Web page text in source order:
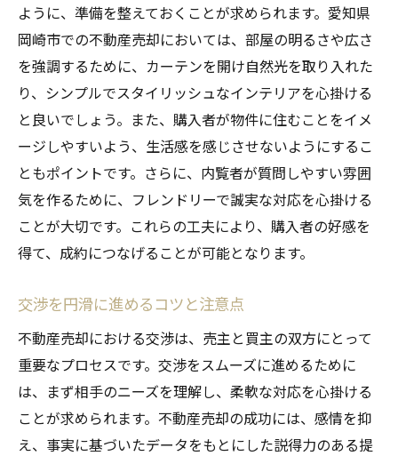
ように、準備を整えておくことが求められます。愛知県
岡崎市での不動産売却においては、部屋の明るさや広さ
を強調するために、カーテンを開け自然光を取り入れた
り、シンプルでスタイリッシュなインテリアを心掛ける
と良いでしょう。また、購入者が物件に住むことをイメ
ージしやすいよう、生活感を感じさせないようにするこ
ともポイントです。さらに、内覧者が質問しやすい雰囲
気を作るために、フレンドリーで誠実な対応を心掛ける
ことが大切です。これらの工夫により、購入者の好感を
得て、成約につなげることが可能となります。
交渉を円滑に進めるコツと注意点
不動産売却における交渉は、売主と買主の双方にとって
重要なプロセスです。交渉をスムーズに進めるために
は、まず相手のニーズを理解し、柔軟な対応を心掛ける
ことが求められます。不動産売却の成功には、感情を抑
え、事実に基づいたデータをもとにした説得力のある提